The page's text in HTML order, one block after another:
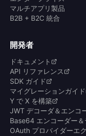
マルチアプリ製品
B2B + B2C 統合
開発者
ドキュメント
API リファレンス
SDK ガイド
マイグレーションガイド
Y で X を構築
JWT デコーダ＆エンコ
Base64 エンコーダー＆
OAuth プロバイダーエ